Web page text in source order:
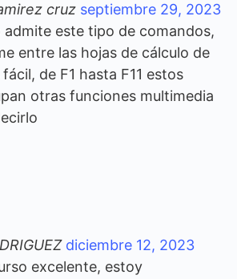
cruz septiembre 29, 2023
este tipo de comandos,
entre las hojas de cálculo de
de F1 hasta F11 estos
otras funciones multimedia
diciembre 12, 2023
excelente, estoy